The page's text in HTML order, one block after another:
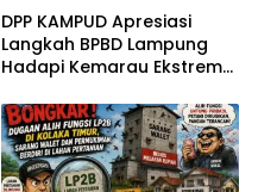
DPP KAMPUD Apresiasi
Langkah BPBD Lampung
Hadapi Kemarau Ekstrem
Bersih